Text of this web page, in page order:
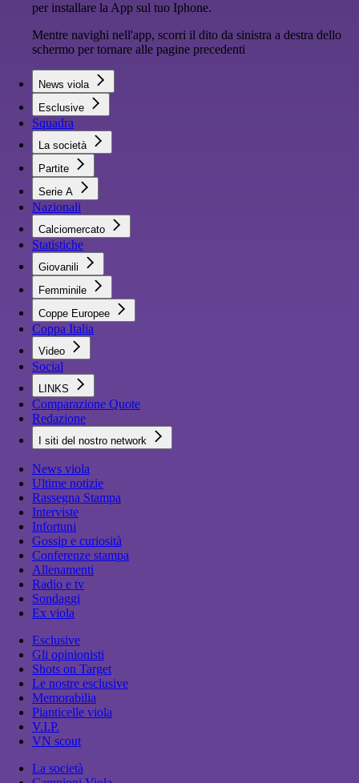
per installare la App sul tuo Iphone.
Mentre navighi nell'app, scorri il dito da sinistra a destra dello
schermo per tornare alle pagine precedenti
News viola
Esclusive
Squadra
La società
Partite
Serie A
Nazionali
Calciomercato
Statistiche
Giovanili
Femminile
Coppe Europee
Coppa Italia
Video
Social
LINKS
Comparazione Quote
Redazione
I siti del nostro network
News viola
Ultime notizie
Rassegna Stampa
Interviste
Infortuni
Gossip e curiosità
Conferenze stampa
Allenamenti
Radio e tv
Sondaggi
Ex viola
Esclusive
Gli opinionisti
Shots on Target
Le nostre esclusive
Memorabilia
Pianticelle viola
V.I.P.
VN scout
La società